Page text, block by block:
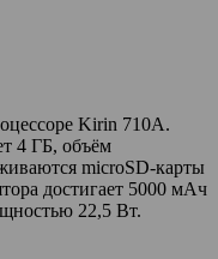
Kirin 710A.
4 ГБ, объём
microSD-карты
достигает 5000 мАч
22,5 Вт.